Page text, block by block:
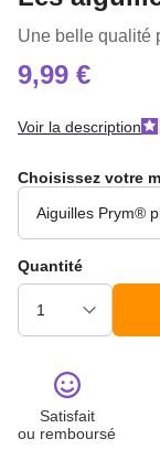
Une belle qualité
9,99 €
Voir la description
Choisissez votre
Quantité
Satisfait
ou remboursé